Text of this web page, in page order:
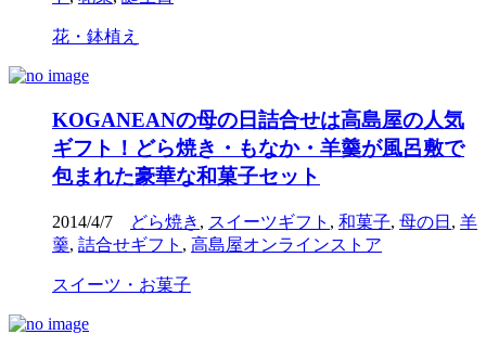
花・鉢植え
KOGANEANの母の日詰合せは高島屋の人気
ギフト！どら焼き・もなか・羊羹が風呂敷で
包まれた豪華な和菓子セット
2014/4/7 どら焼き , スイーツギフト , 和菓子, 母の日 , 羊
羹, 詰合せギフト , 高島屋オンラインストア
スイーツ・お菓子